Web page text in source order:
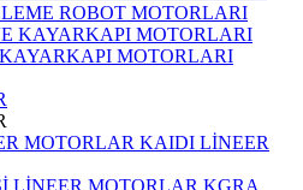
ROBOT MOTORLARI
MOTORLARI
KAIDI LİNEER
KGRA